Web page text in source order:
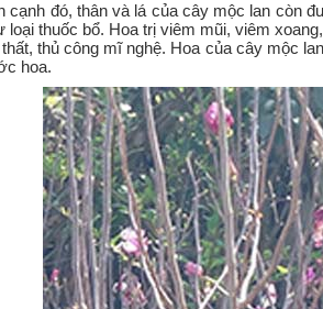
cạnh đó, thân và lá của cây mộc lan còn
loại thuốc bổ. Hoa trị viêm mũi, viêm
thất, thủ công mĩ nghệ. Hoa của cây mộc
hoa.